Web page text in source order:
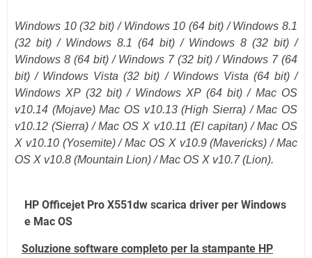
Windows 10 (32 bit) / Windows 10 (64 bit) / Windows 8.1
(32 bit) / Windows 8.1 (64 bit) / Windows 8 (32 bit) /
Windows 8 (64 bit) / Windows 7 (32 bit) / Windows 7 (64
bit) / Windows Vista (32 bit) / Windows Vista (64 bit) /
Windows XP (32 bit) / Windows XP (64 bit) / Mac OS
v10.14 (Mojave)Mac OS v10.13 (High Sierra) / Mac OS
v10.12(Sierra)/ Mac OS X v10.11 (El capitan)/ Mac OS
X v10.10 (Yosemite) / Mac OS X v10.9 (Mavericks) / Mac
OS X v10.8 (Mountain Lion) / Mac OS X v10.7 (Lion).
HP Officejet Pro X551dw scarica driver per Windows
e Mac OS
Soluzione software completo per la stampante HP